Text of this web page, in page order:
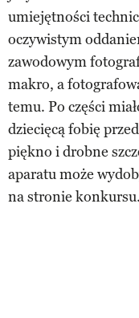
umiejętności
oczywistym
zawodowym
makro, a
temu. Po części
dziecięcą fobię
piękno i drobne
aparatu może
na stronie konkursu.